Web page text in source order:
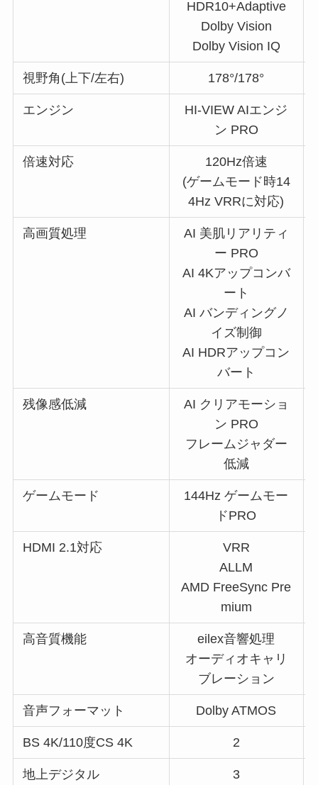
HDR10+Adaptive
Dolby Vision
Dolby Vision IQ
視野角(上下/左右) 178°/178°
エンジン
HI-VIEW AIエンジ
ン PRO
倍速対応
120Hz倍速
(ゲームモード時14
4Hz VRRに対応)
高画質処理
AI 美肌リアリティ
ー PRO
AI 4Kアップコンバ
ート
AI バンディングノ
イズ制御
AI HDRアップコン
バート
残像感低減
AI クリアモーショ
ン PRO
フレームジャダー
低減
ゲームモード
144Hz ゲームモー
ドPRO
HDMI 2.1対応
VRR
ALLM
AMD FreeSync Pre
mium
高音質機能
eilex音響処理
オーディオキャリ
ブレーション
音声フォーマット Dolby ATMOS
BS 4K/110度CS 4K 2
地上デジタル 3